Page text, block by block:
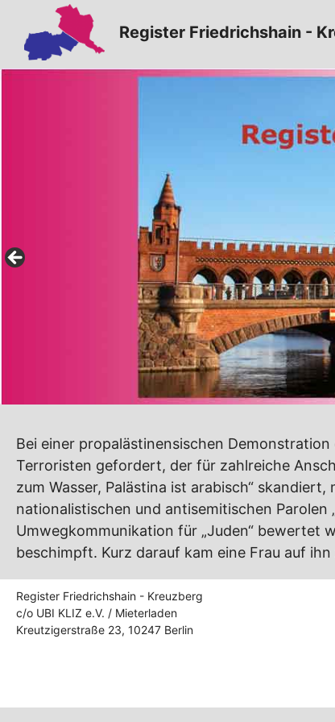
Inhalt
springen
Register Friedrichshain -
Bei einer propalästinensischen
Terroristen gefordert, der für zahlreiche
zum Wasser, Palästina ist arabisch“
nationalistischen und antisemitischen Parolen
Umwegkommunikation für „Juden“ bewertet
beschimpft. Kurz darauf kam eine Frau auf
Register Friedrichshain - Kreuzberg
c/o UBI KLIZ e.V. / Mieterladen
Kreutzigerstraße 23, 10247 Berlin